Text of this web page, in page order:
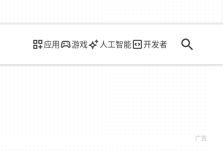
应用 游戏 人工智能 开发者